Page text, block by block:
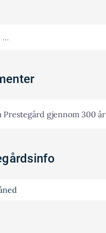
Prestegård gjennom 300 år